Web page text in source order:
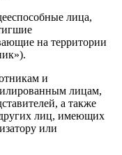
лица,
на территории
и
лицам,
а также
лиц, имеющих
или